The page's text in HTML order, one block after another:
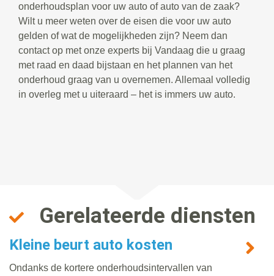
onderhoudsplan voor uw auto of auto van de zaak?
Wilt u meer weten over de eisen die voor uw auto
gelden of wat de mogelijkheden zijn? Neem dan
contact op met onze experts bij Vandaag die u graag
met raad en daad bijstaan en het plannen van het
onderhoud graag van u overnemen. Allemaal volledig
in overleg met u uiteraard – het is immers uw auto.
Gerelateerde diensten
Kleine beurt auto kosten
Ondanks de kortere onderhoudsintervallen van